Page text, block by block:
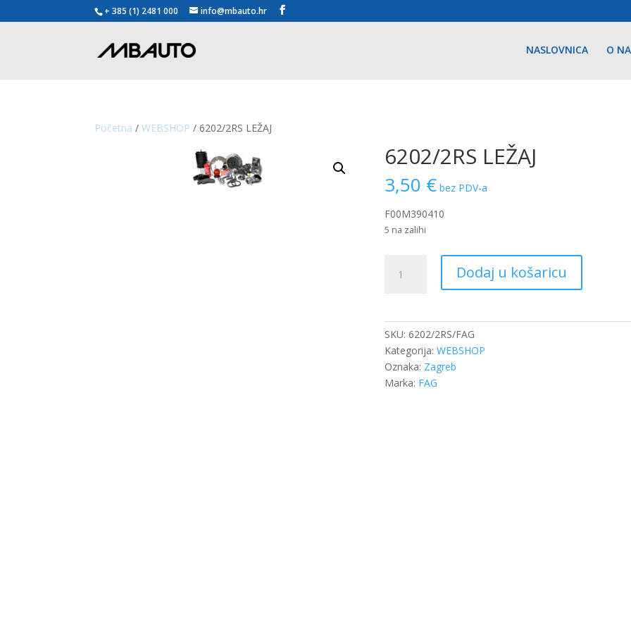
+ 385 (1) 2481 000 info@mbauto.hr
NASLOVNICA O
Početna /WEBSHOP / 6202/2RS LEŽAJ
6202/2RS LEŽAJ
3,50 € bez PDV-a
F00M390410
5 na zalihi
LEŽAJ
Dodaj u košaricu
SKU:6202/2RS/FAG
Kategorija:WEBSHOP
Oznaka: Zagreb
Marka: FAG